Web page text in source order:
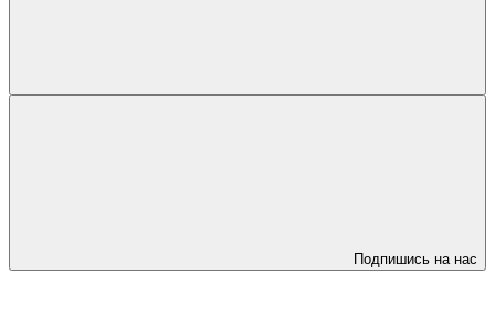
Подпишись на нас